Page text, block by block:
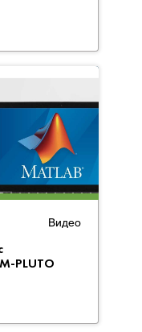
Видео
PLUTO